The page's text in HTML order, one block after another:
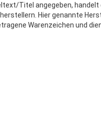
Titel angegeben, handelt
Hier genannte
Warenzeichen und